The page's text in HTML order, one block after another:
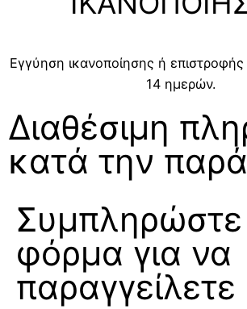
Εγγύηση ικανοποίησης ή
14 ημερών.
Διαθέσιμη
κατά την
Συμπληρώστε
φόρμα για να
παραγγείλετε